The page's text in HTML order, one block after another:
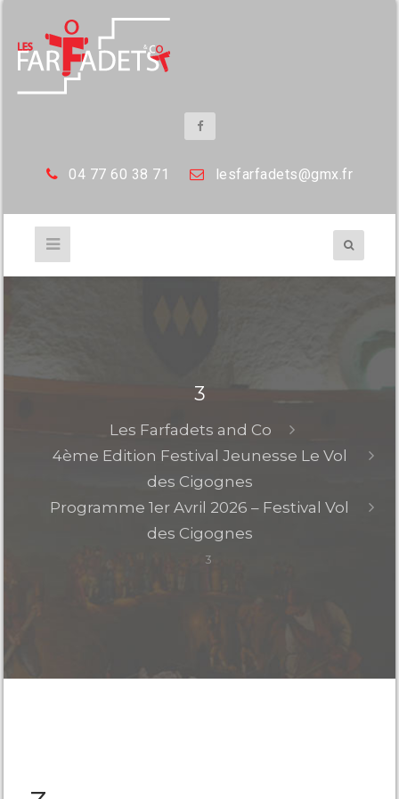
04 77 60 38 71 lesfarfadets@gmx.fr
3
Les Farfadets and Co
4ème Edition Festival Jeunesse Le Vol
des Cigognes
Programme 1er Avril 2026 – Festival Vol
des Cigognes
3